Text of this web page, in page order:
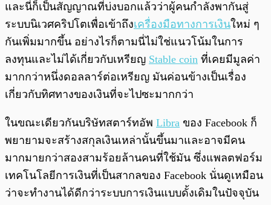
และนี่ก็เป็นสัญญาณที่บ่งบอกแล้วว่าผู้คนกำลังพากันสู่
ระบบนิเวศคริปโตเพื่อเข้าถึงเครื่องมือทางการเงินใหม่ ๆ
กันเพิ่มมากขึ้น อย่างไรก็ตามนี่ไม่ใช่แนวโน้มในการ
ลงทุนและไม่ได้เกี่ยวกับเหรียญ Stable coin ที่เคยมีมูลค่า
มากกว่าหนึ่งดอลลาร์ต่อเหรียญ มันค่อนข้างเป็นเรื่อง
เกี่ยวกับทิศทางของเงินที่จะไปซะมากกว่า
ในขณะเดียวกันบริษัทสตาร์ทอัพ Libra ของ Facebook ก็
พยายามจะสร้างสกุลเงินเหล่านั้นขึ้นมาและอาจมีคน
มากมายกว่าสองสามร้อยล้านคนที่ใช้มัน ซึ่งแพลตฟอร์ม
เทคโนโลยีการเงินที่เป็นสากลของ Facebook นั่นดูเหมือน
ว่าจะทำงานได้ดีกว่าระบบการเงินแบบดั้งเดิมในปัจจุบัน